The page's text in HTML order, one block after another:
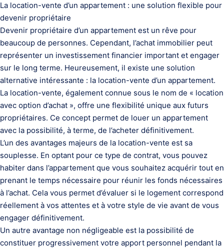
La location-vente d’un appartement : une solution flexible pour
devenir propriétaire
Devenir propriétaire d’un appartement est un rêve pour
beaucoup de personnes. Cependant, l’achat immobilier peut
représenter un investissement financier important et engager
sur le long terme. Heureusement, il existe une solution
alternative intéressante : la location-vente d’un appartement.
La location-vente, également connue sous le nom de « location
avec option d’achat », offre une flexibilité unique aux futurs
propriétaires. Ce concept permet de louer un appartement
avec la possibilité, à terme, de l’acheter définitivement.
L’un des avantages majeurs de la location-vente est sa
souplesse. En optant pour ce type de contrat, vous pouvez
habiter dans l’appartement que vous souhaitez acquérir tout en
prenant le temps nécessaire pour réunir les fonds nécessaires
à l’achat. Cela vous permet d’évaluer si le logement correspond
réellement à vos attentes et à votre style de vie avant de vous
engager définitivement.
Un autre avantage non négligeable est la possibilité de
constituer progressivement votre apport personnel pendant la